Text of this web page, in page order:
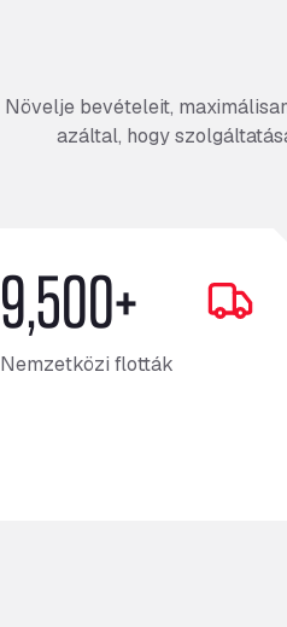
Növelje bevételeit,
azáltal, hogy
9,500+
Nemzetközi flották